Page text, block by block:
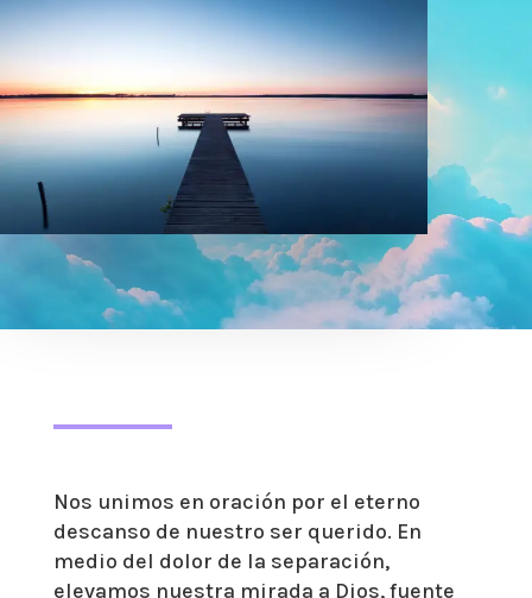
Nos unimos en oración por el eterno
descanso de nuestro ser querido. En
medio del dolor de la separación,
elevamos nuestra mirada a Dios, fuente